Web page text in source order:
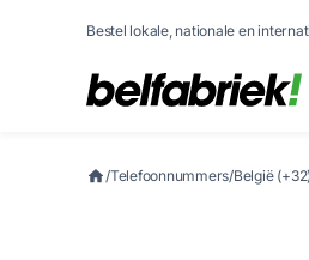
Bestel lokale, nationale en
/Telefoonnummers/België (+32)